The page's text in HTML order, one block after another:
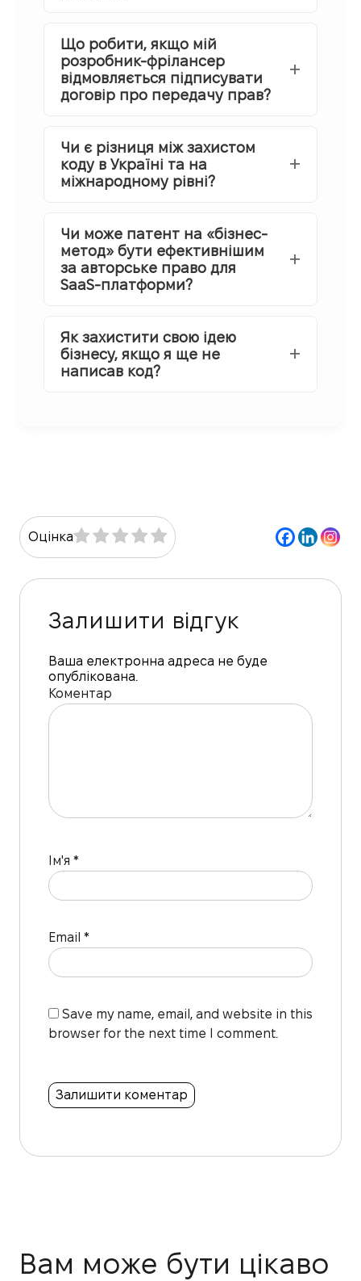
Що робити, якщо мій
розробник-фрілансер
відмовляється підписувати
договір про передачу прав?
Чи є різниця між захистом
коду в Україні та на
міжнародному рівні?
Чи може патент на «бізнес-
метод» бути ефективнішим
за авторське право для
SaaS-платформи?
Як захистити свою ідею
бізнесу, якщо я ще не
написав код?
Оцінка
Залишити відгук
Ваша електронна адреса не буде
опублікована.
Коментар
Ім'я *
Email *
Save my name, email, and website in this
browser for the next time I comment.
Вам може бути цікаво